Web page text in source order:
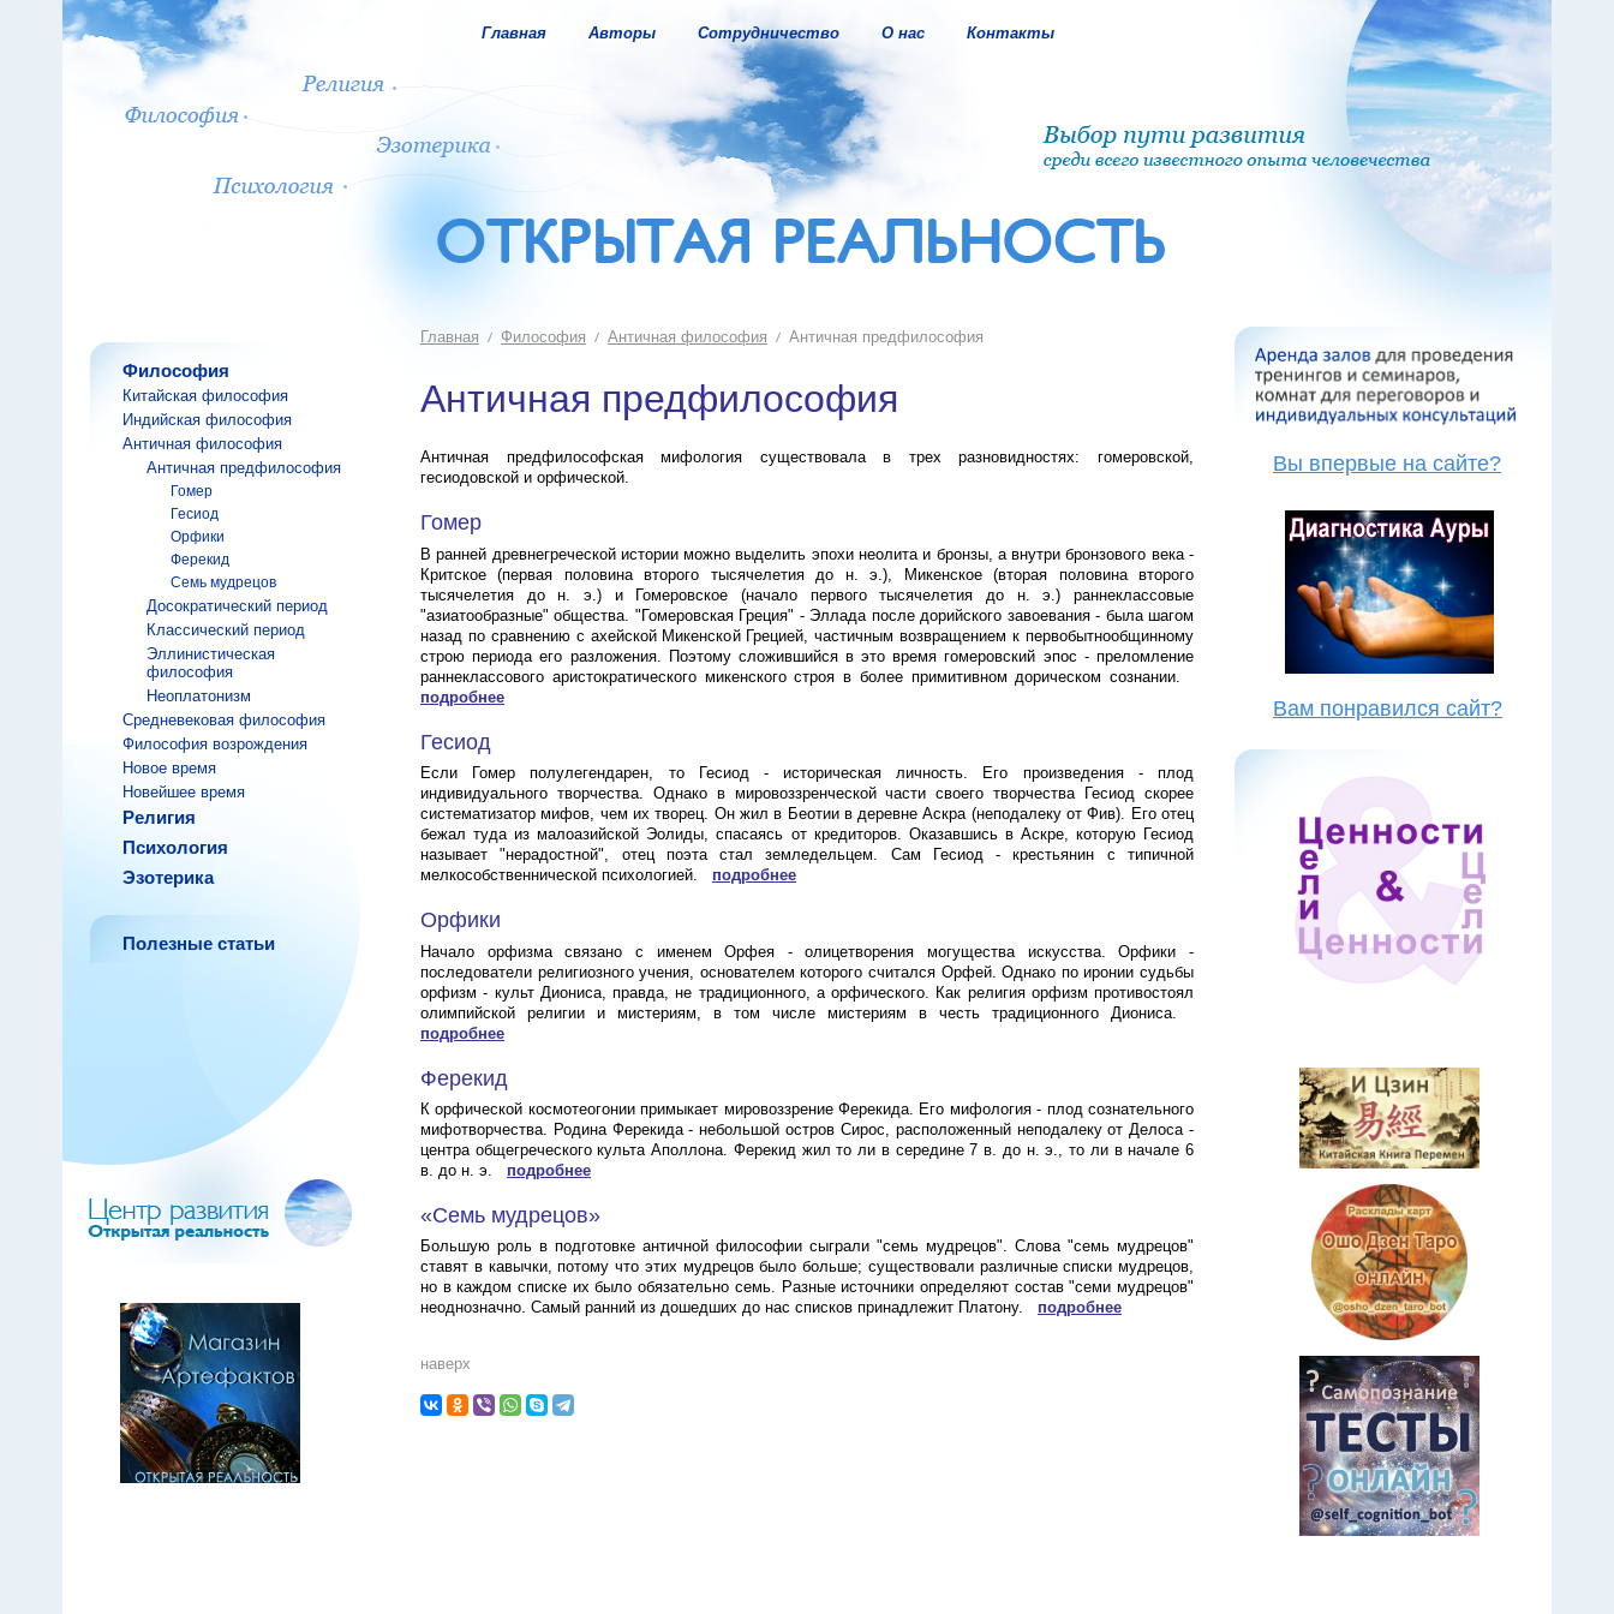
Главная Авторы Сотрудничество О нас Контакты
Философия
Китайская философия
Индийская философия
Античная философия
Античная предфилософия
Гомер
Гесиод
Орфики
Ферекид
Семь мудрецов
Досократический период
Классический период
Эллинистическая
философия
Неоплатонизм
Средневековая философия
Философия возрождения
Новое время
Новейшее время
Религия
Психология
Эзотерика
Полезные статьи
Вы впервые на сайте?
Вам понравился сайт?
Главная Философия Античная философия Античная предфилософия
Античная предфилософия
Античная предфилософская мифология существовала в трех разновидностях: гомеровской,
гесиодовской и орфической.
Гомер
В ранней древнегреческой истории можно выделить эпохи неолита и бронзы, а внутри бронзового века -
Критское (первая половина второго тысячелетия до н. э.), Микенское (вторая половина второго
тысячелетия до н. э.) и Гомеровское (начало первого тысячелетия до н. э.) раннеклассовые
"азиатообразные" общества. "Гомеровская Греция" - Эллада после дорийского завоевания - была шагом
назад по сравнению с ахейской Микенской Грецией, частичным возвращением к первобытнообщинному
строю периода его разложения. Поэтому сложившийся в это время гомеровский эпос - преломление
раннеклассового аристократического микенского строя в более примитивном дорическом сознании.
подробнее
Гесиод
Если Гомер полулегендарен, то Гесиод - историческая личность. Его произведения - плод
индивидуального творчества. Однако в мировоззренческой части своего творчества Гесиод скорее
систематизатор мифов, чем их творец. Он жил в Беотии в деревне Аскра (неподалеку от Фив). Его отец
бежал туда из малоазийской Эолиды, спасаясь от кредиторов. Оказавшись в Аскре, которую Гесиод
называет "нерадостной", отец поэта стал земледельцем. Сам Гесиод - крестьянин с типичной
мелкособственнической психологией. подробнее
Орфики
Начало орфизма связано с именем Орфея - олицетворения могущества искусства. Орфики -
последователи религиозного учения, основателем которого считался Орфей. Однако по иронии судьбы
орфизм - культ Диониса, правда, не традиционного, а орфического. Как религия орфизм противостоял
олимпийской религии и мистериям, в том числе мистериям в честь традиционного Диониса.
подробнее
Ферекид
К орфической космотеогонии примыкает мировоззрение Ферекида. Его мифология - плод сознательного
мифотворчества. Родина Ферекида - небольшой остров Сирос, расположенный неподалеку от Делоса -
центра общегреческого культа Аполлона. Ферекид жил то ли в середине 7 в. до н. э., то ли в начале 6
в. до н. э. подробнее
«Семь мудрецов»
Большую роль в подготовке античной философии сыграли "семь мудрецов". Слова "семь мудрецов"
ставят в кавычки, потому что этих мудрецов было больше; существовали различные списки мудрецов,
но в каждом списке их было обязательно семь. Разные источники определяют состав "семи мудрецов"
неоднозначно. Самый ранний из дошедших до нас списков принадлежит Платону. подробнее
наверх